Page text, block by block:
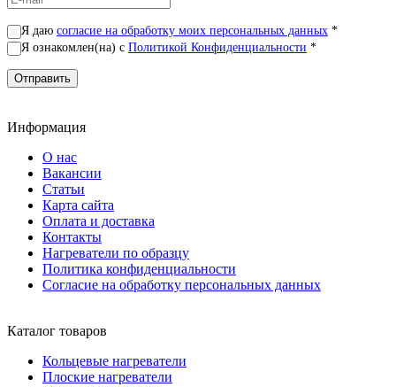
Я даю согласие на обработку моих персональных данных *
Я ознакомлен(на) с Политикой Конфиденциальности *
Информация
О нас
Вакансии
Статьи
Карта сайта
Оплата и доставка
Контакты
Нагреватели по образцу
Политика конфиденциальности
Согласие на обработку персональных данных
Каталог товаров
Кольцевые нагреватели
Плоские нагреватели